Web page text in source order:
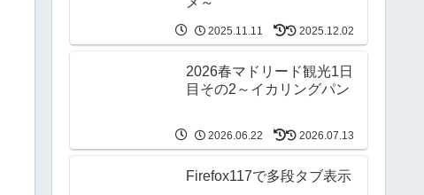
2025.11.11 2025.12.02
2026春マドリード観光1日
目その2～イカリングパン
2026.06.22 2026.07.13
Firefox117で多段タブ表示